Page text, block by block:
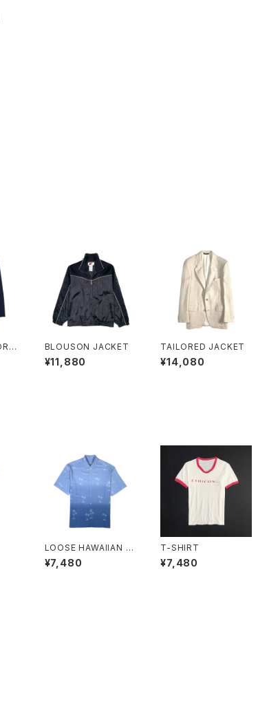
BLOUSON JACKET
¥11,880
TAILORED JACKET
¥14,080
LOOSE HAWAIIAN S
HIRT
¥7,480
T-SHIRT
¥7,480